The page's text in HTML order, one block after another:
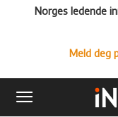
Norges ledende
Meld deg